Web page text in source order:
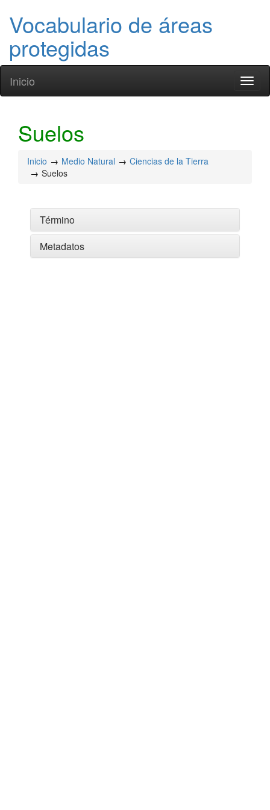
Vocabulario de áreas
protegidas
Inicio
Suelos
Inicio Medio Natural
Ciencias de la Tierra
Suelos
Término
Metadatos